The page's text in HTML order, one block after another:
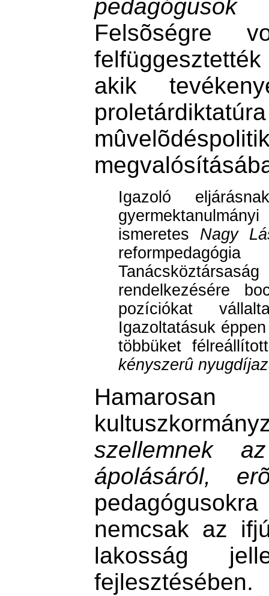
Felsõségre
akik
proletárdiktatúra
Igazoló
ismeretes Nagy
rendelkezésére
pozíciókat
Igazoltatásuk
többüket
kényszerû
szellemnek
ápolásáról,
nemcsak az
lakosság
fejlesztésében.